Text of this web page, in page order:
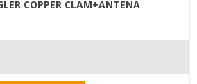
COPPER CLAM+ANTENA